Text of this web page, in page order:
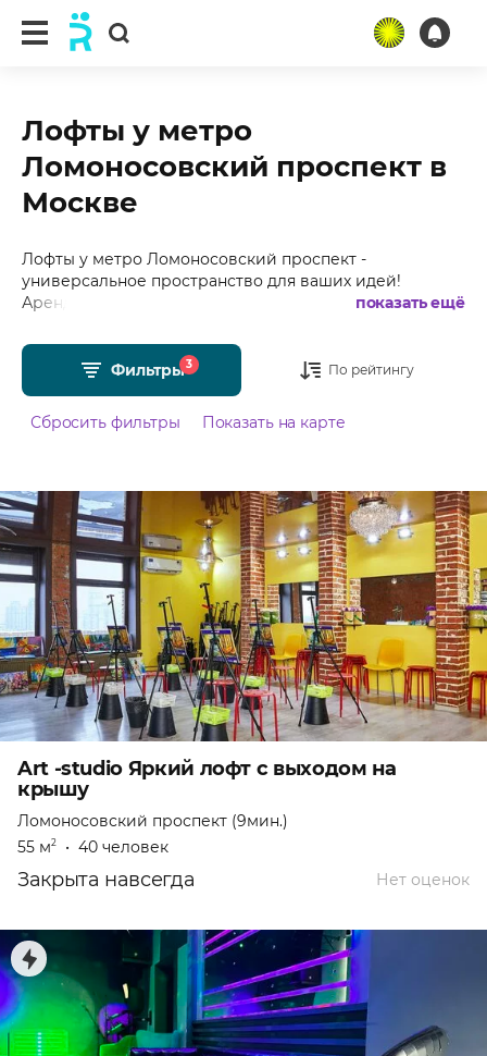
Лофты у метро
Ломоносовский проспект в
Москве
Лофты у метро Ломоносовский проспект -
универсальное пространство для ваших идей!
Арендуйте лофт — и превратите любое событие в
лофтов у метро Ломоносовский проспект в Москве с
фотографиями, отзывами, средним рейтингом 4.99 из
5 и стоимостью от 599 рублей в час.
показать ещё
Фильтры3 По рейтингу
Сбросить фильтры Показать на карте
Art -studio Яркий лофт с выходом на
крышу
Ломоносовский проспект (9мин.)
55 м2 • 40 человек
Нет оценок
Закрыта навсегда